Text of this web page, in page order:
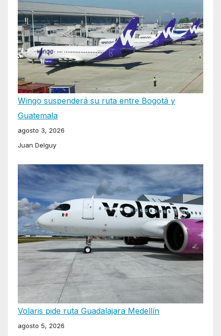
Wingo suspenderá su ruta entre Bogotá y
Guatemala
agosto 3, 2026
Juan Delguy
Volaris pide ruta Guadalajara Medellín
agosto 5, 2026